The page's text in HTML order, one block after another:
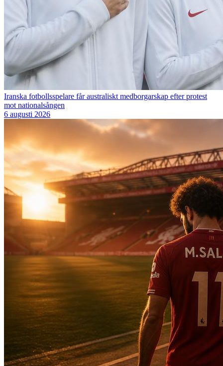
Iranska fotbollsspelare får australiskt medborgarskap efter protest
mot nationalsången
6 augusti 2026